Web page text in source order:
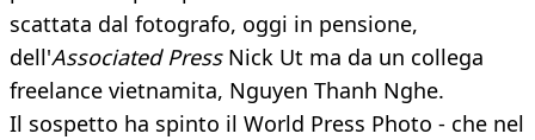
scattata dal fotografo, oggi in pensione,
dell'Associated PressNick Ut ma da un collega
freelance vietnamita, Nguyen Thanh Nghe.
Il sospetto ha spinto il World Press Photo - che nel